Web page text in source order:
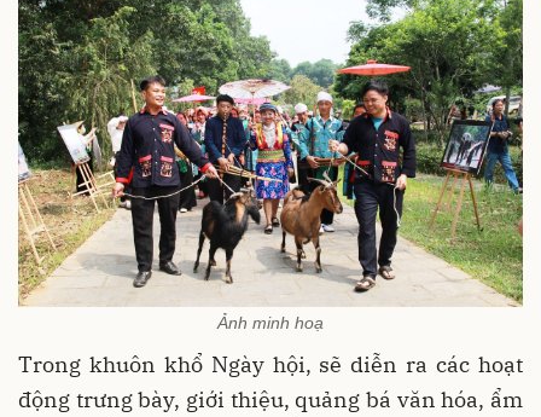
Ảnh minh hoạ
Trong khuôn khổ Ngày hội, sẽ diễn ra các hoạt
động trưng bày, giới thiệu, quảng bá văn hóa, ẩm